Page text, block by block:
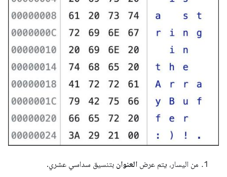
من اليسار، يتم عرض العنوان بتنسيق سداسي عشري.